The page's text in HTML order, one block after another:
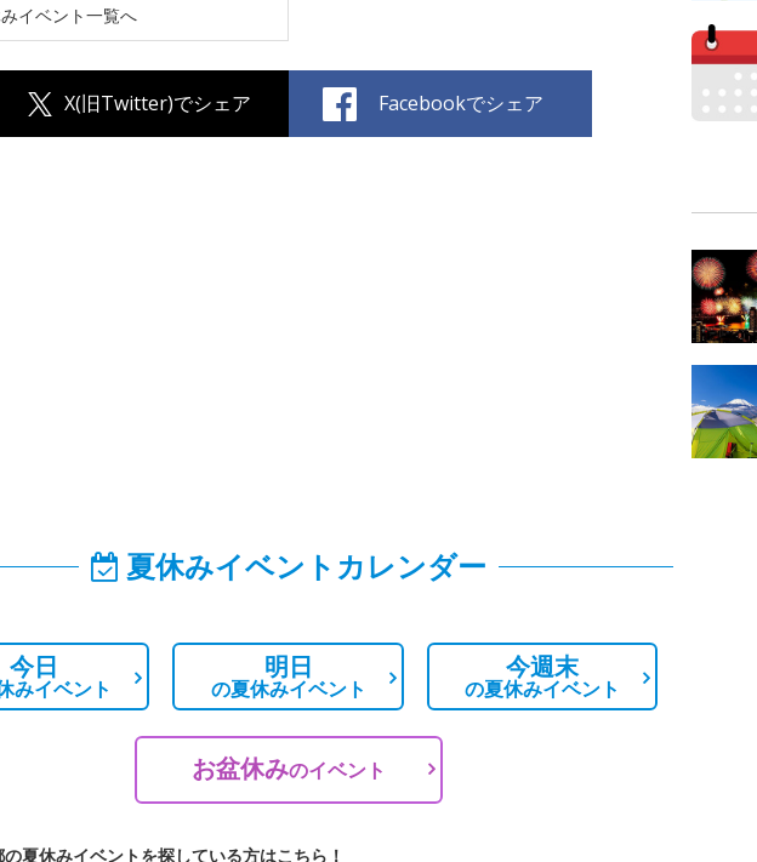
イベント一覧へ
X(旧Twitter)でシェア Facebookでシェア
夏休みイベントカレンダー
今日
みイベント
明日
の夏休みイベント
今週末
の夏休みイベント
お盆休みのイベント
夏休みイベントを探している方はこちら！